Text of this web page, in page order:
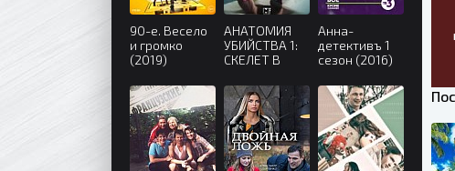
90-е. Весело
и громко
(2019)
АНАТОМИЯ
УБИЙСТВА 1:
СКЕЛЕТ В
Анна-
детективъ 1
сезон (2016)